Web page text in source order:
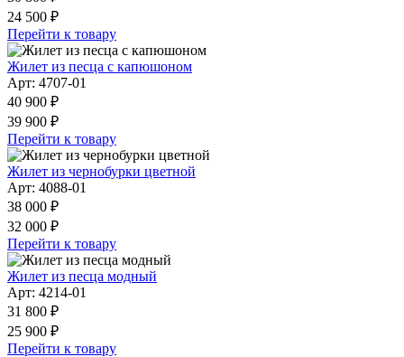
24 500 ₽
Перейти к товару
Жилет из песца с капюшоном
Арт: 4707-01
40 900 ₽
39 900 ₽
Перейти к товару
Жилет из чернобурки цветной
Арт: 4088-01
38 000 ₽
32 000 ₽
Перейти к товару
Жилет из песца модный
Арт: 4214-01
31 800 ₽
25 900 ₽
Перейти к товару